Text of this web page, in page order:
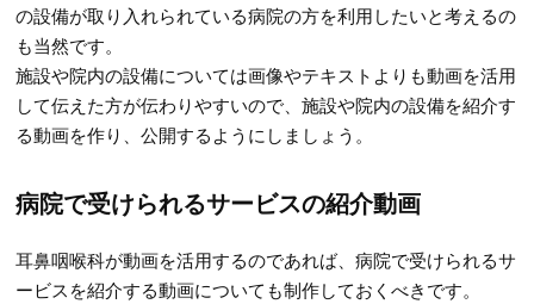
の設備が取り入れられている病院の方を利用したいと考えるの
も当然です。
施設や院内の設備については画像やテキストよりも動画を活用
して伝えた方が伝わりやすいので、施設や院内の設備を紹介す
る動画を作り、公開するようにしましょう。
病院で受けられるサービスの紹介動画
耳鼻咽喉科が動画を活用するのであれば、病院で受けられるサ
ービスを紹介する動画についても制作しておくべきです。